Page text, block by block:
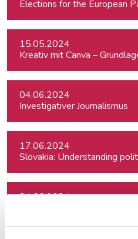
15.05.2024
Kreativ mit Canva –
04.06.2024
Investigativer Journalismus
17.06.2024
Slovakia: Understanding
24.06.2024
Auftritt vor der Kamera –